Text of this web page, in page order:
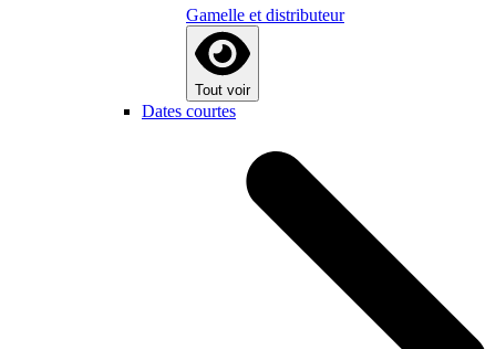
Gamelle et distributeur
Tout voir
Dates courtes